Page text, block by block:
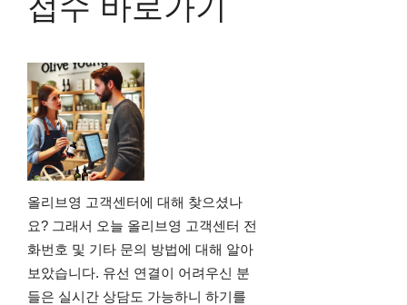
올리브영 고객센터에 대해 찾으셨나
요? 그래서 오늘 올리브영 고객센터 전
화번호 및 기타 문의 방법에 대해 알아
보았습니다. 유선 연결이 어려우신 분
들은 실시간 상담도 가능하니 하기를